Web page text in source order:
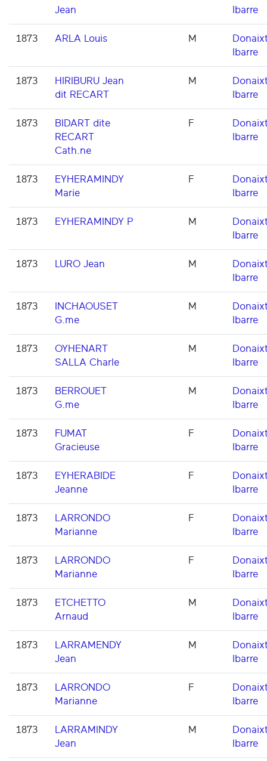
Jean
Ibarre
1873 ARLA Louis M
Ibarre
1873
HIRIBURU Jean
dit RECART
M
Ibarre
1873
BIDART dite
RECART
Cath.ne
F
Ibarre
1873
EYHERAMINDY
Marie
F
Ibarre
1873 EYHERAMINDY P M
Ibarre
1873 LURO Jean M
Ibarre
1873
INCHAOUSET
G.me
M
Ibarre
1873
OYHENART
SALLA Charle
M
Ibarre
1873
BERROUET
G.me
M
Ibarre
1873
FUMAT
Gracieuse
F
Ibarre
1873
EYHERABIDE
Jeanne
F
Ibarre
1873
LARRONDO
Marianne
F
Ibarre
1873
LARRONDO
Marianne
F
Ibarre
1873
ETCHETTO
Arnaud
M
Ibarre
1873
LARRAMENDY
Jean
M
Ibarre
1873
LARRONDO
Marianne
F
Ibarre
1873
LARRAMINDY
Jean
M
Ibarre